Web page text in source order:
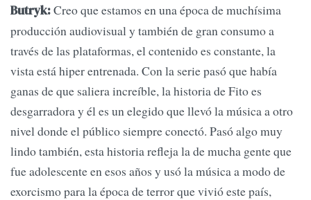
Butryk:Creo que estamos en una época de muchísima
producción audiovisual y también de gran consumo a
través de las plataformas, el contenido es constante, la
vista está hiper entrenada. Con la serie pasó que había
ganas de que saliera increíble, la historia de Fito es
desgarradora y él es un elegido que llevó la música a otro
nivel donde el público siempre conectó. Pasó algo muy
lindo también, esta historia refleja la de mucha gente que
fue adolescente en esos años y usó la música a modo de
exorcismo para la época de terror que vivió este país,